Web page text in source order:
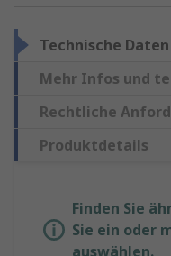
Technische Daten
Mehr Infos und
Rechtliche
Produktdetails
Finden Sie
Sie ein oder
auswählen.